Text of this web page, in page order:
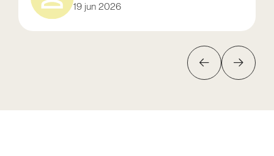
19 jun 2026